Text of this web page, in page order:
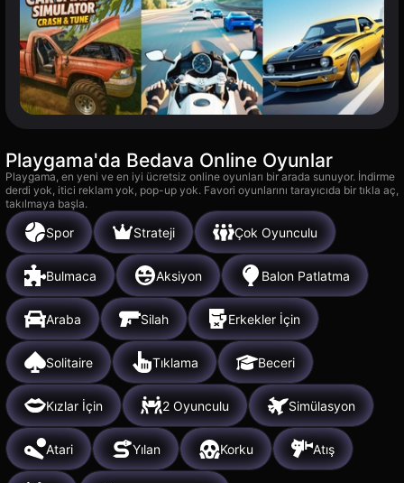
Playgama'da Bedava Online Oyunlar
Playgama, en yeni ve en iyi ücretsiz online oyunları bir arada sunuyor. İndirme
derdi yok, itici reklam yok, pop-up yok. Favori oyunlarını tarayıcıda bir tıkla aç,
takılmaya başla.
Spor Strateji Çok Oyunculu
Bulmaca Aksiyon Balon Patlatma
Araba Silah Erkekler İçin
Solitaire Tıklama Beceri
Kızlar İçin 2 Oyunculu Simülasyon
Atari Yılan Korku Atış